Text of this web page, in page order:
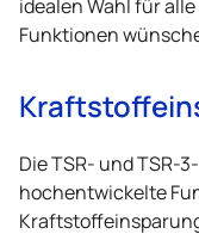
Funktionen
Die TSR- und TSR-
hochentwickelte